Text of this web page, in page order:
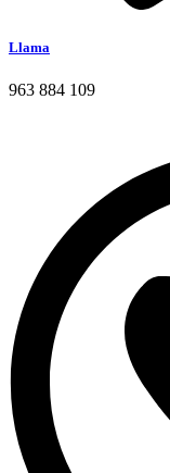
Llama
963 884 109